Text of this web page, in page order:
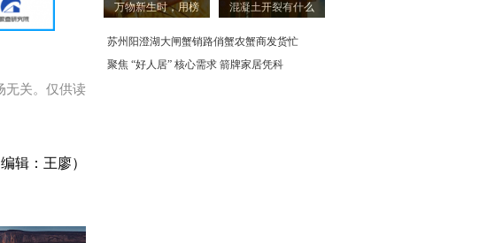
无关。仅供读
编辑：王廖）
万物新生时，用榜 混凝土开裂有什么
苏州阳澄湖大闸蟹销路俏蟹农蟹商发货忙
聚焦 “好人居” 核心需求 箭牌家居凭科